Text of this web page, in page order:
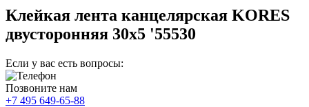
Клейкая лента канцелярская KORES
двусторонняя 30х5 '55530
Если у вас есть вопросы:
Позвоните нам
+7 495 649-65-88